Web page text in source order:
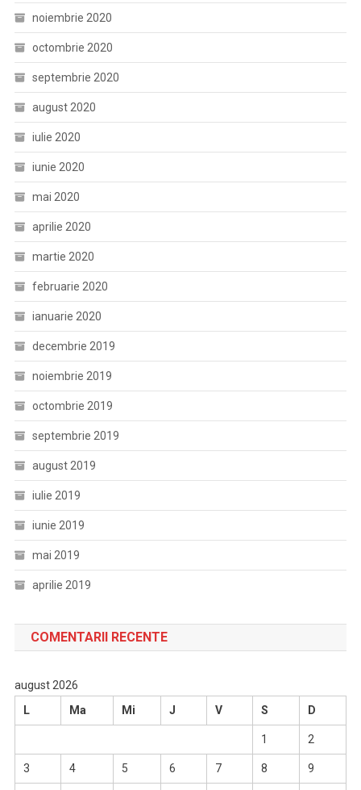
noiembrie 2020
octombrie 2020
septembrie 2020
august 2020
iulie 2020
iunie 2020
mai 2020
aprilie 2020
martie 2020
februarie 2020
ianuarie 2020
decembrie 2019
noiembrie 2019
octombrie 2019
septembrie 2019
august 2019
iulie 2019
iunie 2019
mai 2019
aprilie 2019
COMENTARII RECENTE
august 2026
L
Ma Mi J V S D
1 2
3 4 5 6 7 8 9